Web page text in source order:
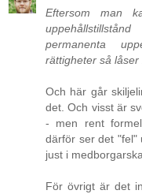
Eftersom man
permanenta
rättigheter så låser
Och här går
det. Och visst är
- men rent
därför ser det "fel"
just i
För övrigt är det